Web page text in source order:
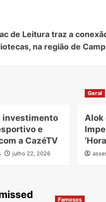
de Leitura traz a
na região de
investimento
e
a CazéTV
julho 22, 2026
Geral
Alok
Famosos